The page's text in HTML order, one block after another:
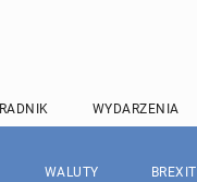
WYDARZENIA
WALUTY BREXIT